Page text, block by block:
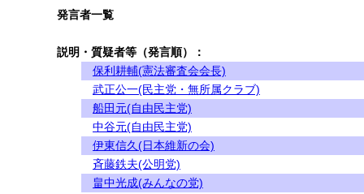
発言者一覧
説明・質疑者等（発言順）：
保利耕輔(憲法審査会会長)
武正公一(民主党・無所属クラブ)
船田元(自由民主党)
中谷元(自由民主党)
伊東信久(日本維新の会)
斉藤鉄夫(公明党)
畠中光成(みんなの党)